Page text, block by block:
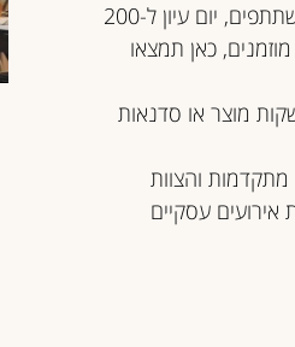
בין אם אתם מתכננים כנס אינטימי ל-10 משתתפים, יום עיון ל-200
או מסיבת קוקטייל נוצצת לעד 400 מוזמנים, כאן תמצאו
מוצר או סדנאות
והצוות
אירועים עסקיים